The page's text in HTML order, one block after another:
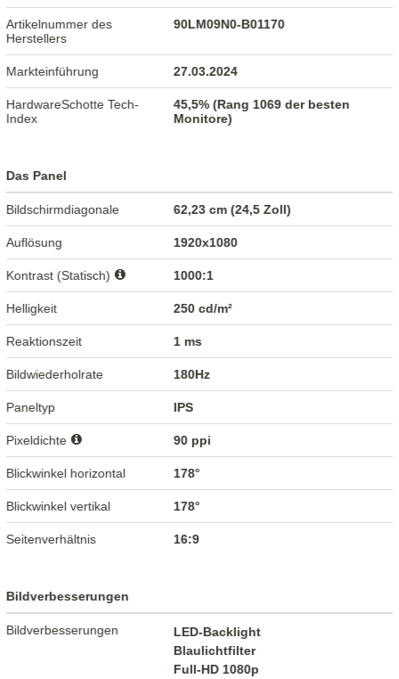
Artikelnummer des
Herstellers
90LM09N0-B01170
Markteinführung 27.03.2024
HardwareSchotte Tech-
Index
45,5% (Rang 1069 der besten
Monitore)
Das Panel
Bildschirmdiagonale 62,23 cm (24,5 Zoll)
Auflösung 1920x1080
Kontrast (Statisch) 1000:1
Helligkeit 250 cd/m²
Reaktionszeit 1 ms
Bildwiederholrate 180Hz
Paneltyp IPS
Pixeldichte 90 ppi
Blickwinkel horizontal 178°
Blickwinkel vertikal 178°
Seitenverhältnis 16:9
Bildverbesserungen
Bildverbesserungen
LED-Backlight
Blaulichtfilter
Full-HD 1080p